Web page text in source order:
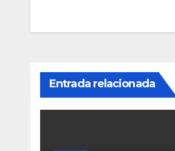
Entrada relacionada